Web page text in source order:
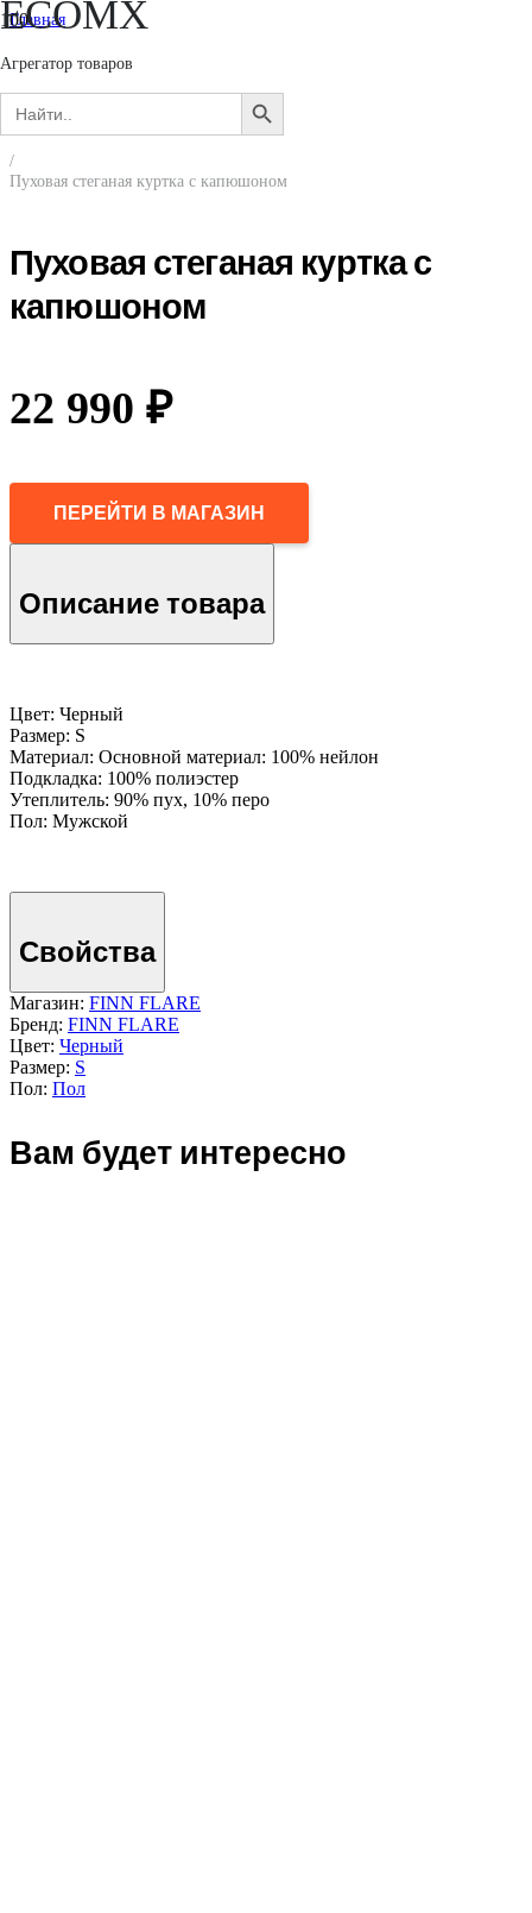
ECOMX
Агрегатор товаров
Search
for:
SEARCH
BUTTON
Главная
Мужчинам
Верхняя одежда
Горнолыжная одежда
/
Пуховая стеганая куртка с капюшоном
Пуховая стеганая куртка с
капюшоном
22 990 ₽
ПЕРЕЙТИ В МАГАЗИН
Описание товара
Цвет: Черный
Размер: S
Материал: Основной материал: 100% нейлон
Подкладка: 100% полиэстер
Утеплитель: 90% пух, 10% перо
Пол: Мужской
Свойства
Магазин: FINN FLARE
Бренд: FINN FLARE
Цвет: Черный
Размер: S
Пол: Пол
Вам будет интересно